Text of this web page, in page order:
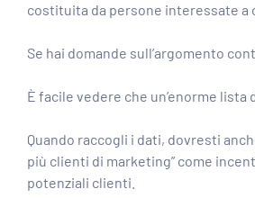
costituita da persone interessate a
Se hai domande sull’argomento
È facile vedere che un’enorme
Quando raccogli i dati, dovresti
più clienti di marketing” come
potenziali clienti.